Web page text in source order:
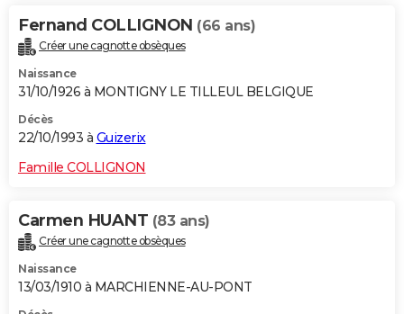
Fernand COLLIGNON (66 ans)
Créer une cagnotte obsèques
Naissance
31/10/1926 à MONTIGNY LE TILLEUL BELGIQUE
Décès
22/10/1993 à Guizerix
Famille COLLIGNON
Carmen HUANT (83 ans)
Créer une cagnotte obsèques
Naissance
13/03/1910 à MARCHIENNE-AU-PONT